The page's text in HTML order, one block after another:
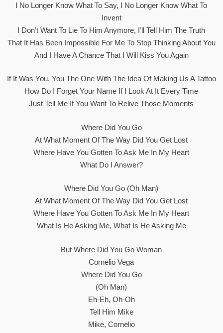
I No Longer Know What To Say, I No Longer Know What To
Invent
I Don’t Want To Lie To Him Anymore, I’ll Tell Him The Truth
That It Has Been Impossible For Me To Stop Thinking About You
And I Have A Chance That I Will Kiss You Again
If It Was You, You The One With The Idea Of ​​making Us A Tattoo
How Do I Forget Your Name If I Look At It Every Time
Just Tell Me If You Want To Relive Those Moments
Where Did You Go
At What Moment Of The Way Did You Get Lost
Where Have You Gotten To Ask Me In My Heart
What Do I Answer?
Where Did You Go (oh Man)
At What Moment Of The Way Did You Get Lost
Where Have You Gotten To Ask Me In My Heart
What Is He Asking Me, What Is He Asking Me
But Where Did You Go Woman
Cornelio Vega
Where Did You Go
(Oh Man)
Eh-Eh, Oh-Oh
Tell Him Mike
Mike, Cornelio